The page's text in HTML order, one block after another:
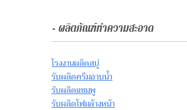
• ผลิตภัณฑ์ทำความสะอาด
โรงงานผลิตสบู่
รับผลิตครีมอาบน้ำ
รับผลิตแชมพู
รับผลิตโฟมล้างหน้า